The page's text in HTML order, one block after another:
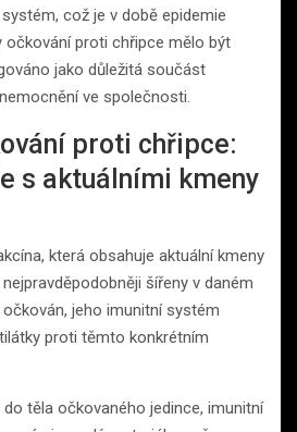
což je v době epidemie
očkování proti chřipce mělo být
jako důležitá součást
ve společnosti.
proti chřipce:
s aktuálními kmeny
která obsahuje aktuální kmeny
šířeny v daném
jeho imunitní systém
proti těmto konkrétním
těla očkovaného jedince, imunitní